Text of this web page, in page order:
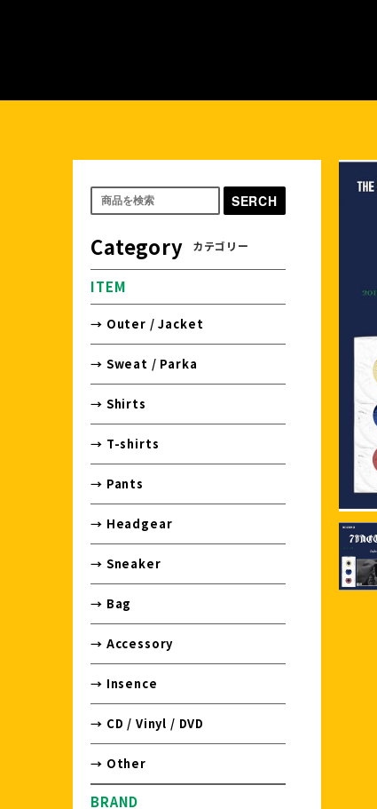
SERCH
Category カテゴリー
ITEM
→ Outer / Jacket
→ Sweat / Parka
→ Shirts
→ T-shirts
→ Pants
→ Headgear
→ Sneaker
→ Bag
→ Accessory
→ Insence
→ CD / Vinyl / DVD
→ Other
BRAND